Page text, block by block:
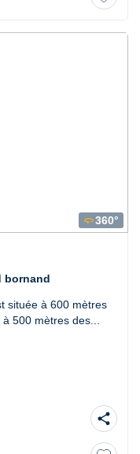
360360°
bornand
située à 600 mètres
500 mètres des...
share